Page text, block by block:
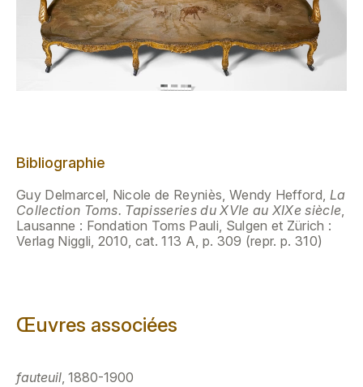
Bibliographie
Guy Delmarcel, Nicole de Reyniès, Wendy Hefford, La
Collection Toms. Tapisseries du XVIe au XIXe siècle,
Lausanne : Fondation Toms Pauli, Sulgen et Zürich :
Verlag Niggli, 2010, cat. 113 A, p. 309 (repr. p. 310)
Œuvres associées
fauteuil, 1880-1900